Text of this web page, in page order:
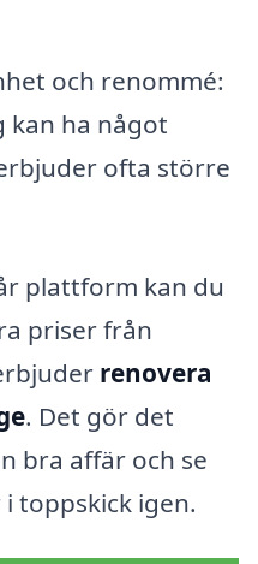
och renommé:
kan ha något
ofta större
plattform kan du
priser från
renovera
. Det gör det
bra affär och se
toppskick igen.